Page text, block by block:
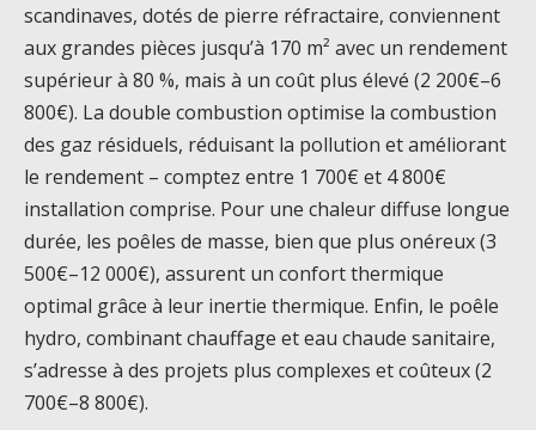
scandinaves, dotés de pierre réfractaire, conviennent
aux grandes pièces jusqu’à 170 m² avec un rendement
supérieur à 80 %, mais à un coût plus élevé (2 200€–6
800€). La double combustion optimise la combustion
des gaz résiduels, réduisant la pollution et améliorant
le rendement – comptez entre 1 700€ et 4 800€
installation comprise. Pour une chaleur diffuse longue
durée, les poêles de masse, bien que plus onéreux (3
500€–12 000€), assurent un confort thermique
optimal grâce à leur inertie thermique. Enfin, le poêle
hydro, combinant chauffage et eau chaude sanitaire,
s’adresse à des projets plus complexes et coûteux (2
700€–8 800€).